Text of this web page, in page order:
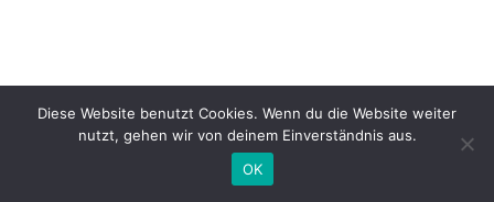
Diese Website benutzt Cookies. Wenn du die Website weiter
nutzt, gehen wir von deinem Einverständnis aus.
OK